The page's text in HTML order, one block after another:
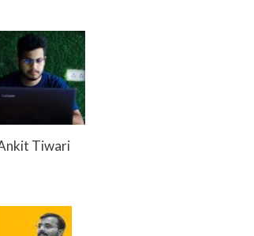
Tiwari